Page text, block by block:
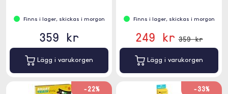
Finns i lager, skickas i morgon
359 kr
Lägg i varukorgen
Finns i lager, skickas i morgon
249 kr 359 kr
Lägg i varukorgen
-22% -33%